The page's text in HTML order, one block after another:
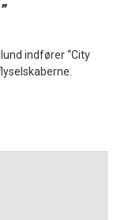
indfører “City